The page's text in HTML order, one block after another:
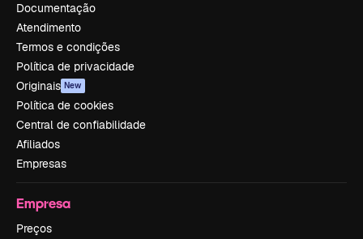
Documentação
Atendimento
Termos e condições
Política de privacidade
Originais New
Política de cookies
Central de confiabilidade
Afiliados
Empresas
Empresa
Preços